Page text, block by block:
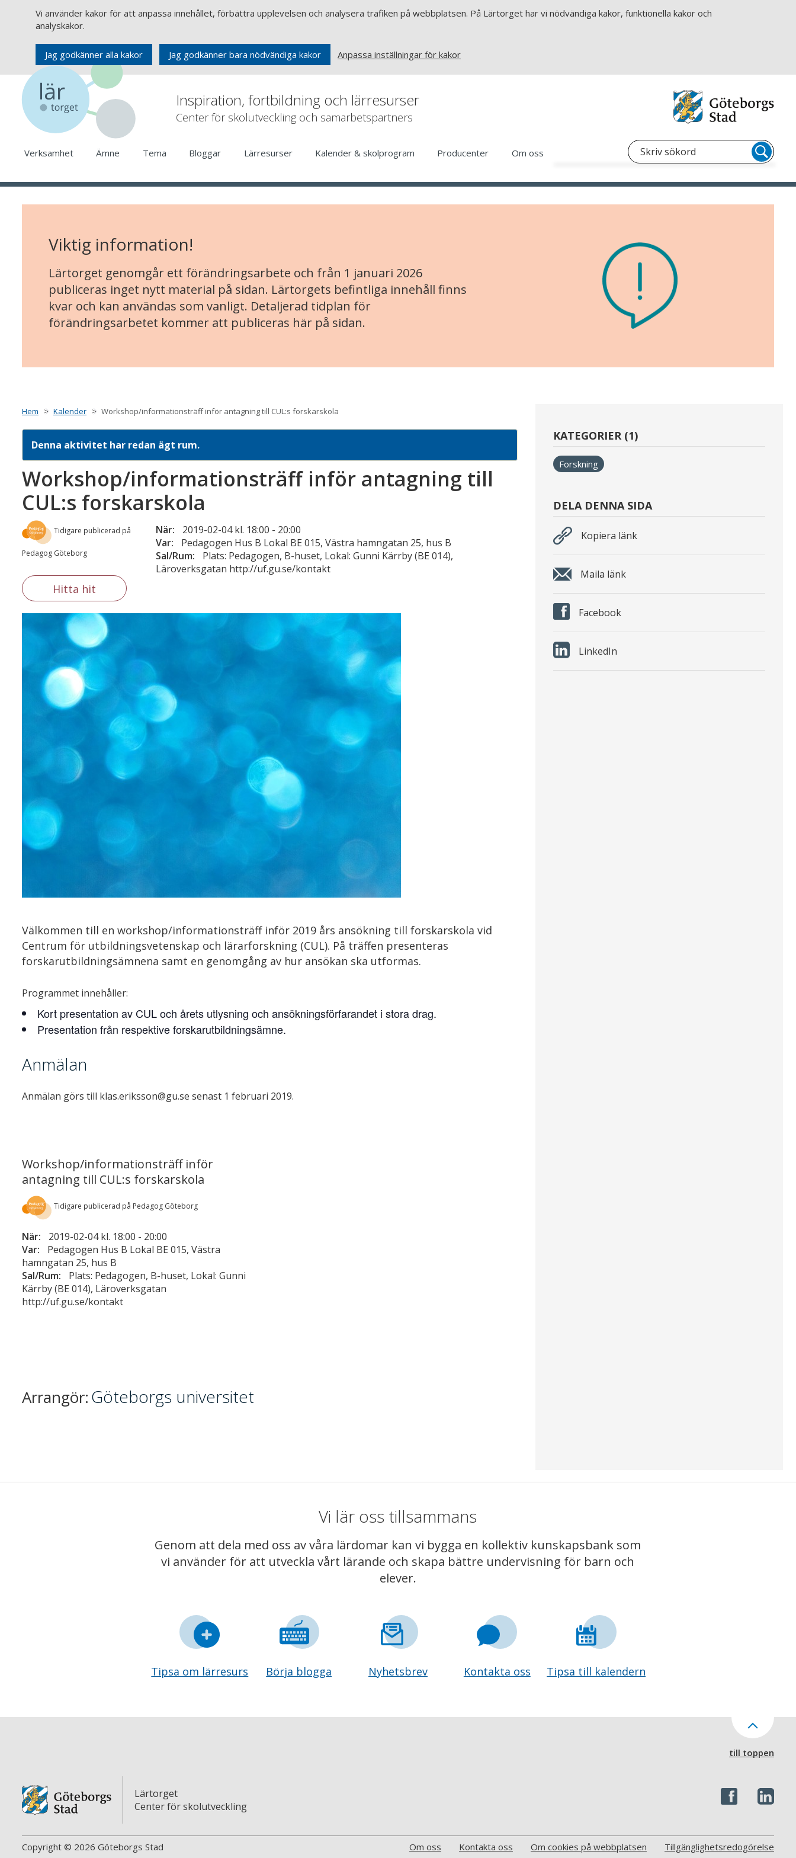
Vi använder kakor för att anpassa innehållet, förbättra upplevelsen och analysera trafiken på webbplatsen. På Lärtorget har vi nödvändiga kakor, funktionella kakor och
analyskakor.
Jag godkänner alla kakor Jag godkänner bara nödvändiga kakor Anpassa inställningar för kakor
Inspiration, fortbildning och lärresurser
Center för skolutveckling och samarbetspartners
Verksamhet Ämne Tema Bloggar Lärresurser Kalender & skolprogram Producenter Om oss
Viktig information!
Lärtorget genomgår ett förändringsarbete och från 1 januari 2026
publiceras inget nytt material på sidan. Lärtorgets befintliga innehåll finns
kvar och kan användas som vanligt. Detaljerad tidplan för
förändringsarbetet kommer att publiceras här på sidan.
Hem Kalender Workshop/informationsträff inför antagning till CUL:s forskarskola
Denna aktivitet har redan ägt rum.
Workshop/informationsträff inför antagning till
CUL:s forskarskola
Tidigare publicerad på
Pedagog Göteborg
När: 2019-02-04 kl. 18:00 - 20:00
Var:
Pedagogen Hus B Lokal BE 015, Västra hamngatan 25, hus B
Sal/Rum:
Plats: Pedagogen, B-huset, Lokal: Gunni Kärrby (BE 014),
Läroverksgatan http://uf.gu.se/kontakt
Hitta hit
Välkommen till en workshop/informationsträff inför 2019 års ansökning till forskarskola vid
Centrum för utbildningsvetenskap och lärarforskning (CUL). På träffen presenteras
forskarutbildningsämnena samt en genomgång av hur ansökan ska utformas.
Programmet innehåller:
Kort presentation av CUL och årets utlysning och ansökningsförfarandet i stora drag.
Presentation från respektive forskarutbildningsämne.
Anmälan
Anmälan görs till klas.eriksson@gu.se senast 1 februari 2019.
Workshop/informationsträff inför
antagning till CUL:s forskarskola
Tidigare publicerad på Pedagog Göteborg
När: 2019-02-04 kl. 18:00 - 20:00
Var:
Pedagogen Hus B Lokal BE 015, Västra
hamngatan 25, hus B
Sal/Rum:
Plats: Pedagogen, B-huset, Lokal: Gunni
Kärrby (BE 014), Läroverksgatan
http://uf.gu.se/kontakt
Arrangör:Göteborgs universitet
KATEGORIER (1)
Forskning
DELA DENNA SIDA
Kopiera länk
Maila länk
Facebook
LinkedIn
Vi lär oss tillsammans
Genom att dela med oss av våra lärdomar kan vi bygga en kollektiv kunskapsbank som
vi använder för att utveckla vårt lärande och skapa bättre undervisning för barn och
elever.
Tipsa om lärresurs Börja blogga Nyhetsbrev Kontakta oss Tipsa till kalendern
till toppen
Lärtorget
Center för skolutveckling
Copyright © 2026 Göteborgs Stad Om oss Kontakta oss Om cookies på webbplatsen Tillgänglighetsredogörelse